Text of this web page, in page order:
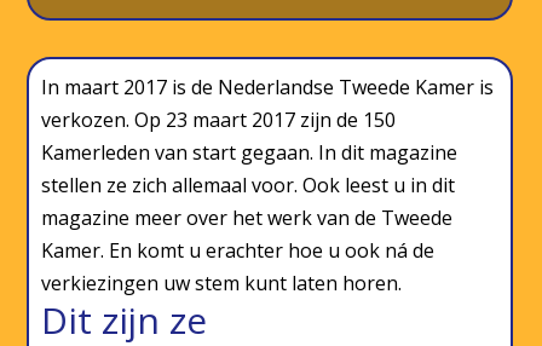
In maart 2017 is de Nederlandse Tweede Kamer is
verkozen. Op 23 maart 2017 zijn de 150
Kamerleden van start gegaan. In dit magazine
stellen ze zich allemaal voor. Ook leest u in dit
magazine meer over het werk van de Tweede
Kamer. En komt u erachter hoe u ook ná de
verkiezingen uw stem kunt laten horen.
Dit zijn ze